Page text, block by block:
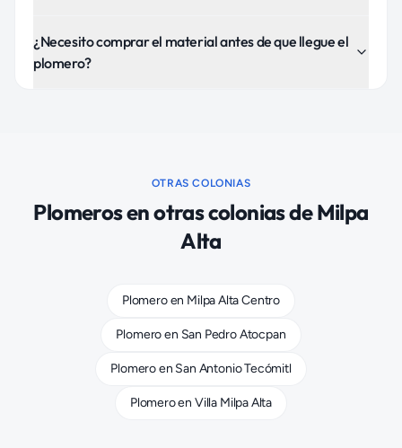
¿Necesito comprar el material antes de que llegue el
plomero?
OTRAS COLONIAS
Plomerosen otras colonias deMilpa
Alta
Plomeroen Milpa Alta Centro
Plomeroen San Pedro Atocpan
Plomeroen San Antonio Tecómitl
Plomeroen Villa Milpa Alta